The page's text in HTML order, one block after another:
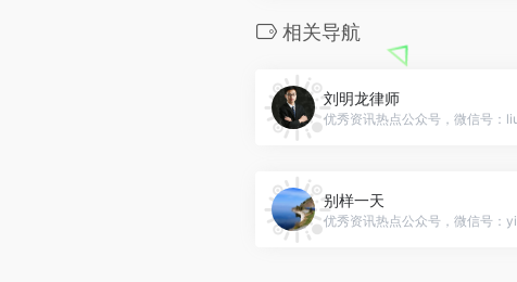
相关导航
刘明龙律师
优秀资讯热点公众号，微信号：
别样一天
优秀资讯热点公众号，微信号：